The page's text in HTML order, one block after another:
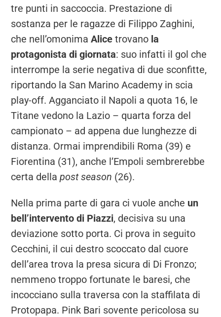
tre punti in saccoccia. Prestazione di
sostanza per le ragazze di Filippo Zaghini,
che nell’omonimaAlice trovano la
protagonista di giornata: suo infatti il gol che
interrompe la serie negativa di due sconfitte,
riportando la San Marino Academy in scia
play-off. Agganciato il Napoli a quota 16, le
Titane vedono la Lazio – quarta forza del
campionato – ad appena due lunghezze di
distanza. Ormai imprendibili Roma (39) e
Fiorentina (31), anche l’Empoli sembrerebbe
certa dellapost season (26).
Nella prima parte di gara ci vuole anche un
bell’intervento di Piazzi, decisiva su una
deviazione sotto porta. Ci prova in seguito
Cecchini, il cui destro scoccato dal cuore
dell’area trova la presa sicura di Di Fronzo;
nemmeno troppo fortunate le baresi, che
incocciano sulla traversa con la staffilata di
Protopapa. Pink Bari sovente pericolosa su